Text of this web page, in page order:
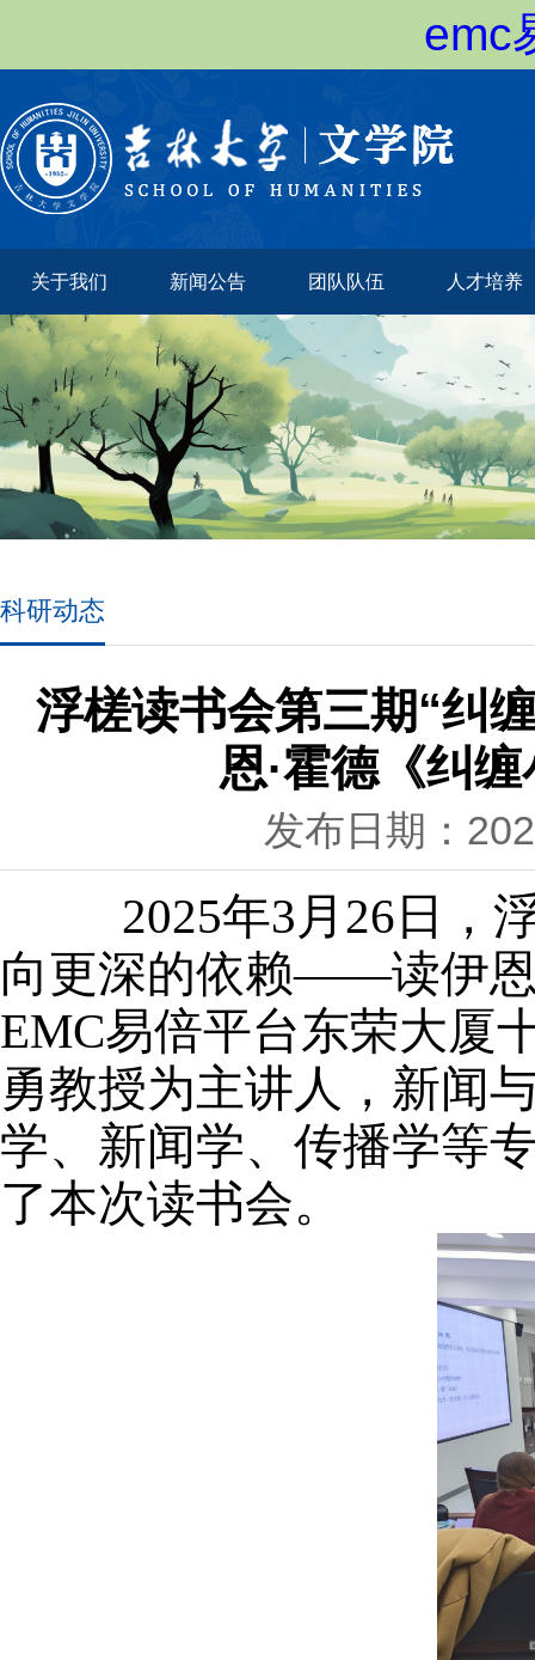
emc
关于我们 新闻公告 团队队伍 人才培养
科研动态
浮槎读书会第三期“纠
恩·霍德《纠
发布日期：
2025年3月26日，浮
向更深的依赖——读伊恩
EMC易倍平台东荣大厦
勇教授为主讲人，新闻
学、新闻学、传播学等
了本次读书会。